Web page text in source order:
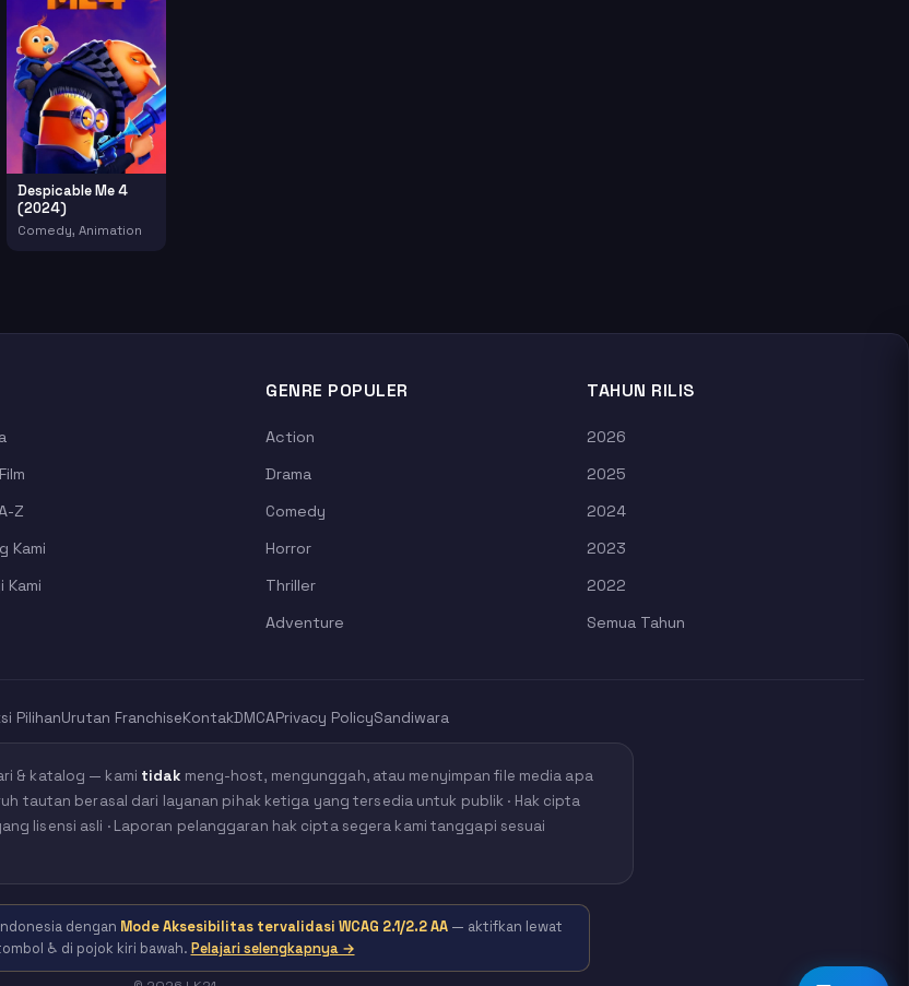
Despicable Me 4
(2024)
Comedy, Animation
Z
Kami
Kami
GENRE POPULER
Action
Drama
Comedy
Horror
Thriller
Adventure
TAHUN RILIS
2026
2025
2024
2023
2022
Semua Tahun
PilihanUrutan FranchiseKontakDMCAPrivacy PolicySandiwara
& katalog — kami tidak meng-host, mengunggah, atau menyimpan file media apa
tautan berasal dari layanan pihak ketiga yang tersedia untuk publik · Hak cipta
lisensi asli · Laporan pelanggaran hak cipta segera kami tanggapi sesuai
dengan Mode Aksesibilitas tervalidasi WCAG 2.1/2.2 AA— aktifkan lewat
♿ di pojok kiri bawah. Pelajari selengkapnya →